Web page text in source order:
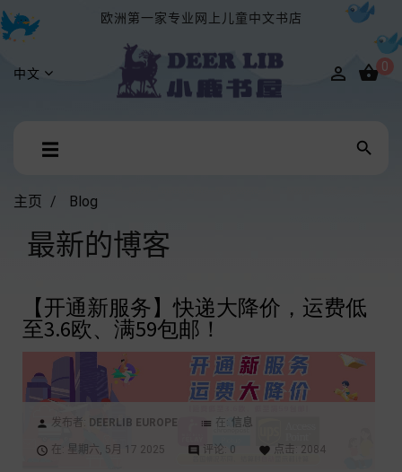
欧洲第一家专业网上儿童中文书店
中文  0
Toggle
☰ 
主页 Blog
最新的博客
【开通新服务】快递大降价，运费低
至3.6欧、满59包邮！
person 发布者: DEERLIB EUROPE list 在: 信息
access_time 在: 星期六, 5月 17 2025 comment 评论: 0 favorite 点击: 2084